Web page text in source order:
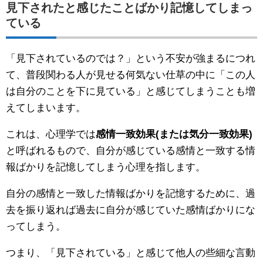
見下されたと感じたことばかり記憶してしまっ
ている
「見下されているのでは？」という不安が強まるにつれ
て、普段関わる人が見せる何気ない仕草の中に「この人
は自分のことを下に見ている」と感じてしまうことも増
えてしまいます。
これは、心理学では感情一致効果(または気分一致効果)
と呼ばれるもので、自分が感じている感情と一致する情
報ばかりを記憶してしまう心理を指します。
自分の感情と一致した情報ばかりを記憶するために、過
去を振り返れば過去に自分が感じていた感情ばかりにな
ってしまう。
つまり、「見下されている」と感じて他人の些細な言動